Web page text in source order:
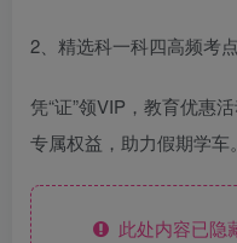
2、精选科一科四高频考
凭“证”领VIP，教育优惠
专属权益，助力假期学车。
此处内容已隐